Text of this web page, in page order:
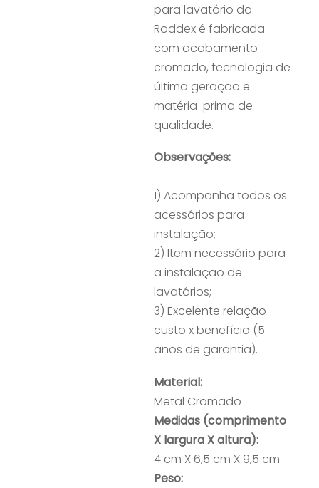
para lavatório da
Roddex é fabricada
com acabamento
cromado, tecnologia de
última geração e
matéria-prima de
qualidade.
Observações:
1) Acompanha todos os
acessórios para
instalação;
2) Item necessário para
a instalação de
lavatórios;
3) Excelente relação
custo x benefício (5
anos de garantia).
Material:
Metal Cromado
Medidas (comprimento
X largura X altura):
4 cm X 6,5 cm X 9,5 cm
Peso: